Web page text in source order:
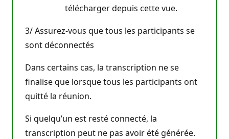
télécharger depuis cette vue.
3/ Assurez-vous que tous les participants se
sont déconnectés
Dans certains cas, la transcription ne se
finalise que lorsque tous les participants ont
quitté la réunion.
Si quelqu’un est resté connecté, la
transcription peut ne pas avoir été générée.